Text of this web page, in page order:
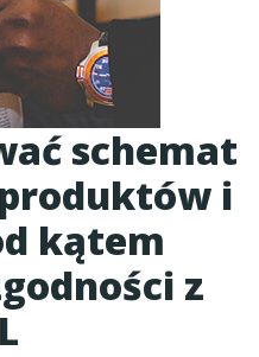
schemat
i
kątem
z